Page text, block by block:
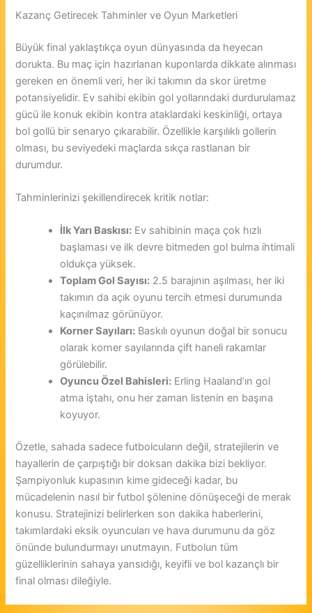
Kazanç Getirecek Tahminler ve Oyun Marketleri
Büyük final yaklaştıkça oyun dünyasında da heyecan
dorukta. Bu maç için hazırlanan kuponlarda dikkate alınması
gereken en önemli veri, her iki takımın da skor üretme
potansiyelidir. Ev sahibi ekibin gol yollarındaki durdurulamaz
gücü ile konuk ekibin kontra ataklardaki keskinliği, ortaya
bol gollü bir senaryo çıkarabilir. Özellikle karşılıklı gollerin
olması, bu seviyedeki maçlarda sıkça rastlanan bir
durumdur.
Tahminlerinizi şekillendirecek kritik notlar:
İlk Yarı Baskısı: Ev sahibinin maça çok hızlı
başlaması ve ilk devre bitmeden gol bulma ihtimali
oldukça yüksek.
Toplam Gol Sayısı: 2.5 barajının aşılması, her iki
takımın da açık oyunu tercih etmesi durumunda
kaçınılmaz görünüyor.
Korner Sayıları: Baskılı oyunun doğal bir sonucu
olarak korner sayılarında çift haneli rakamlar
görülebilir.
Oyuncu Özel Bahisleri: Erling Haaland’ın gol
atma iştahı, onu her zaman listenin en başına
koyuyor.
Özetle, sahada sadece futbolcuların değil, stratejilerin ve
hayallerin de çarpıştığı bir doksan dakika bizi bekliyor.
Şampiyonluk kupasının kime gideceği kadar, bu
mücadelenin nasıl bir futbol şölenine dönüşeceği de merak
konusu. Stratejinizi belirlerken son dakika haberlerini,
takımlardaki eksik oyuncuları ve hava durumunu da göz
önünde bulundurmayı unutmayın. Futbolun tüm
güzelliklerinin sahaya yansıdığı, keyifli ve bol kazançlı bir
final olması dileğiyle.